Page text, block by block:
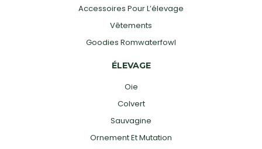
Accessoires Pour L’élevage
Vêtements
Goodies Romwaterfowl
ÉLEVAGE
Oie
Colvert
Sauvagine
Ornement Et Mutation